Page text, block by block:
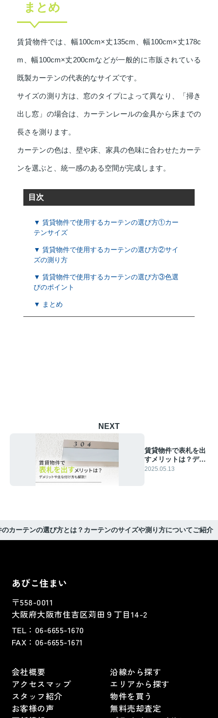
まとめ
賃貸物件では、幅100cm×丈135cm、幅100cm×丈178c
m、幅100cm×丈200cmなどが一般的に市販されている
既製カーテンの代表的なサイズです。
サイズの測り方は、窓のタイプによって異なり、「掃き
出し窓」の場合は、カーテンレールの金具から床までの
長さを測ります。
カーテンの色は、壁や床、家具の色味に合わせたカーテ
ンを選ぶと、統一感のある空間が完成します。
目次
▼ 賃貸物件で使用するカーテンの選び方①カー
テンサイズ
▼ 賃貸物件で使用するカーテンの選び方②サイ
ズの測り方
▼ 賃貸物件で使用するカーテンの選び方③色選
びのポイント
▼ まとめ
NEXT
賃貸物件で表札を出
すメリットは？デメ
リットや主な付け方
2025.05.13
のカーテンの選び方とは？カーテンのサイズや測り方についてご紹介
あびこ住まい
〒558-0011
大阪府大阪市住吉区苅田９丁目14-2
TEL： 06-6655-1670
FAX： 06-6655-1671
会社概要
アクセスマップ
スタッフ紹介
お客様の声
沿線から探す
エリアから探す
物件を買う
無料売却査定